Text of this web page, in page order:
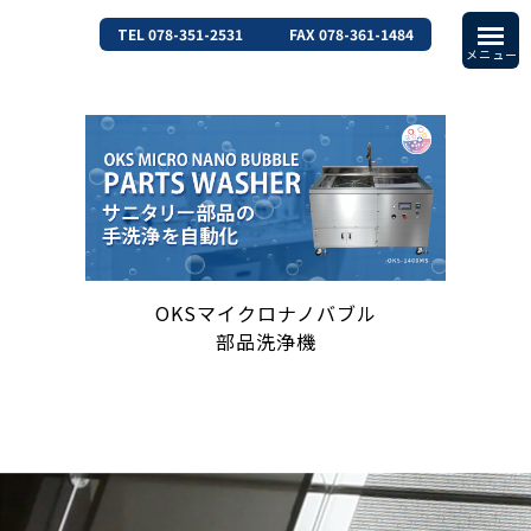
TEL 078-351-2531 FAX 078-361-1484
OKSマイクロナノバブル
部品洗浄機